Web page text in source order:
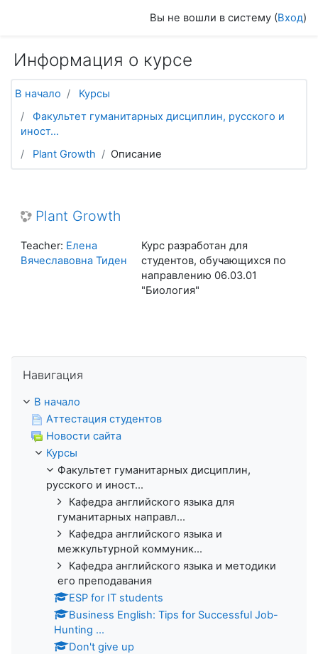
Вы не вошли в систему (Вход)
Информация о курсе
В начало
Курсы
Факультет гуманитарных дисциплин, русского и
иност...
Plant Growth
Описание
Plant Growth
Курс разработан для
студентов, обучающихся по
направлению 06.03.01
"Биология"
Teacher: Елена
Вячеславовна Тиден
Навигация
В начало
Аттестация студентов
Новости сайта
Курсы
Факультет гуманитарных дисциплин,
русского и иност...
Кафедра английского языка для
гуманитарных направл...
Кафедра английского языка и
межкультурной коммуник...
Кафедра английского языка и методики
его преподавания
ESP for IT students
Business English: Tips for Successful Job-
Hunting ...
Don't give up